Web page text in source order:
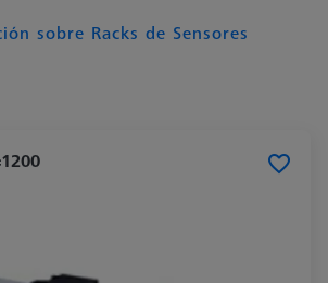
sobre Racks de Sensores